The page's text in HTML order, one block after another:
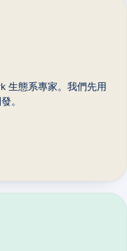
生態系專家。我們先用
。